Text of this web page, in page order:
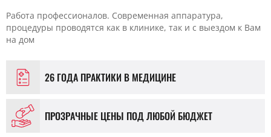
Работа профессионалов. Современная аппаратура,
процедуры проводятся как в клинике, так и с выездом к Вам
на дом
26 ГОДА ПРАКТИКИ В МЕДИЦИНЕ
ПРОЗРАЧНЫЕ ЦЕНЫ ПОД ЛЮБОЙ БЮДЖЕТ